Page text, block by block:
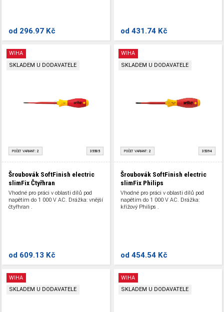
od 296.97 Kč od 431.74 Kč
WIHA
SKLADEM U DODAVATELE
POČET VARIANT: 2 35505
Šroubovák SoftFinish electric
slimFix Čtyřhran
Vhodné pro práci v oblasti dílů pod
napětím do 1 000 V AC. Drážka: vnější
čtyřhran .
od 609.13 Kč
WIHA
SKLADEM U DODAVATELE
POČET VARIANT: 2 35394
Šroubovák SoftFinish electric
slimFix Philips
Vhodné pro práci v oblasti dílů pod
napětím do 1 000 V AC. Drážka:
křížový Philips .
od 454.54 Kč
WIHA
SKLADEM U DODAVATELE
WIHA
SKLADEM U DODAVATELE